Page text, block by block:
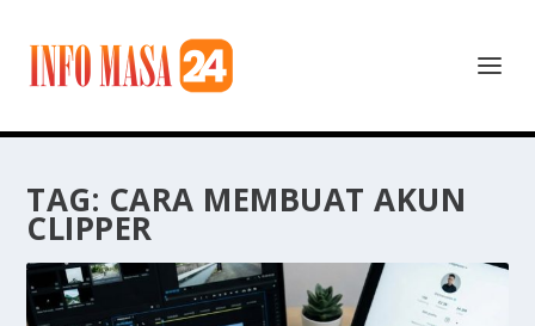
TAG: CARA MEMBUAT AKUN
CLIPPER